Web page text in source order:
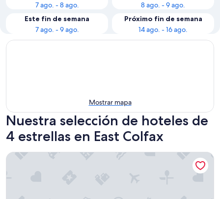
7 ago. - 8 ago.
8 ago. - 9 ago.
Este fin de semana
7 ago. - 9 ago.
Próximo fin de semana
14 ago. - 16 ago.
Mostrar mapa
Nuestra selección de hoteles de
4 estrellas en East Colfax
Hyatt Centric Downtown Denver